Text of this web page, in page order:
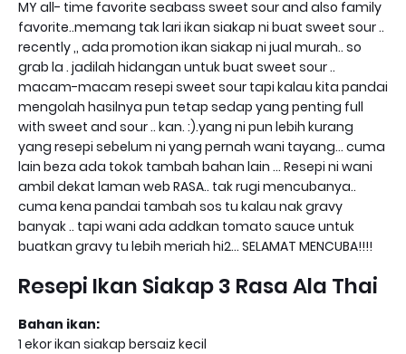
MY all- time favorite seabass sweet sour and also family
favorite..memang tak lari ikan siakap ni buat sweet sour ..
recently ,, ada promotion ikan siakap ni jual murah.. so
grab la . jadilah hidangan untuk buat sweet sour ..
macam-macam resepi sweet sour tapi kalau kita pandai
mengolah hasilnya pun tetap sedap yang penting full
with sweet and sour .. kan. :).yang ni pun lebih kurang
yang resepi sebelum ni yang pernah wani tayang... cuma
lain beza ada tokok tambah bahan lain ... Resepi ni wani
ambil dekat laman web RASA.. tak rugi mencubanya..
cuma kena pandai tambah sos tu kalau nak gravy
banyak .. tapi wani ada addkan tomato sauce untuk
buatkan gravy tu lebih meriah hi2... SELAMAT MENCUBA!!!!
Resepi Ikan Siakap 3 Rasa Ala Thai
Bahan ikan:
1 ekor ikan siakap bersaiz kecil